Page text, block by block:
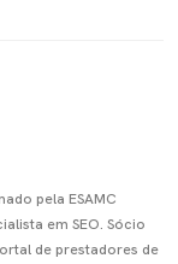
pela ESAMC
em SEO. Sócio
de prestadores de